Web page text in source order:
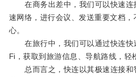
在商务出差中，我们可以快速连
速网络，进行会议、发送重要文档，
心。
在旅行中，我们可以通过快连快
Fi，获取到旅游信息、导航路线，轻
总而言之，快连以其极速连接和